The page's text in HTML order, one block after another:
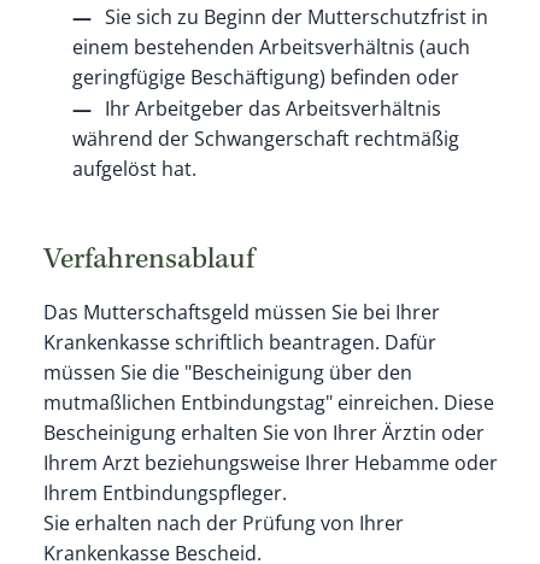
Sie sich zu Beginn der Mutterschutzfrist in
einem bestehenden Arbeitsverhältnis (auch
geringfügige Beschäftigung) befinden oder
Ihr Arbeitgeber das Arbeitsverhältnis
während der Schwangerschaft rechtmäßig
aufgelöst hat.
Verfahrensablauf
Das Mutterschaftsgeld müssen Sie bei Ihrer
Krankenkasse schriftlich beantragen. Dafür
müssen Sie die "Bescheinigung über den
mutmaßlichen Entbindungstag" einreichen. Diese
Bescheinigung erhalten Sie von Ihrer Ärztin oder
Ihrem Arzt beziehungsweise Ihrer Hebamme oder
Ihrem Entbindungspfleger.
Sie erhalten nach der Prüfung von Ihrer
Krankenkasse Bescheid.